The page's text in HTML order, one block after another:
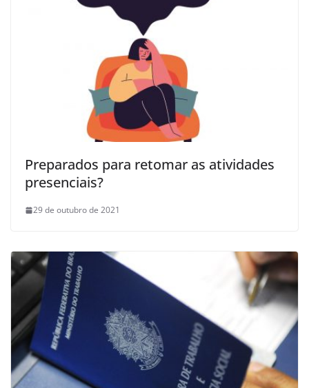
Preparados para retomar as atividades
presenciais?
29 de outubro de 2021